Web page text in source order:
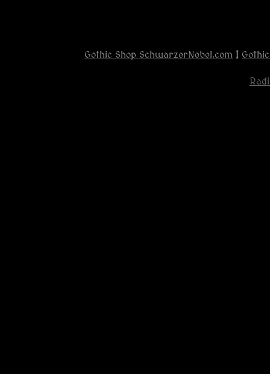
Gothic Shop SchwarzerNebel.com |